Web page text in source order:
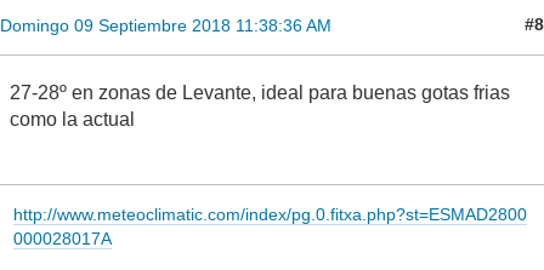
Domingo 09 Septiembre 2018 11:38:36 AM #8
27-28º en zonas de Levante, ideal para buenas gotas frias
como la actual
http://www.meteoclimatic.com/index/pg.0.fitxa.php?st=ESMAD2800
000028017A